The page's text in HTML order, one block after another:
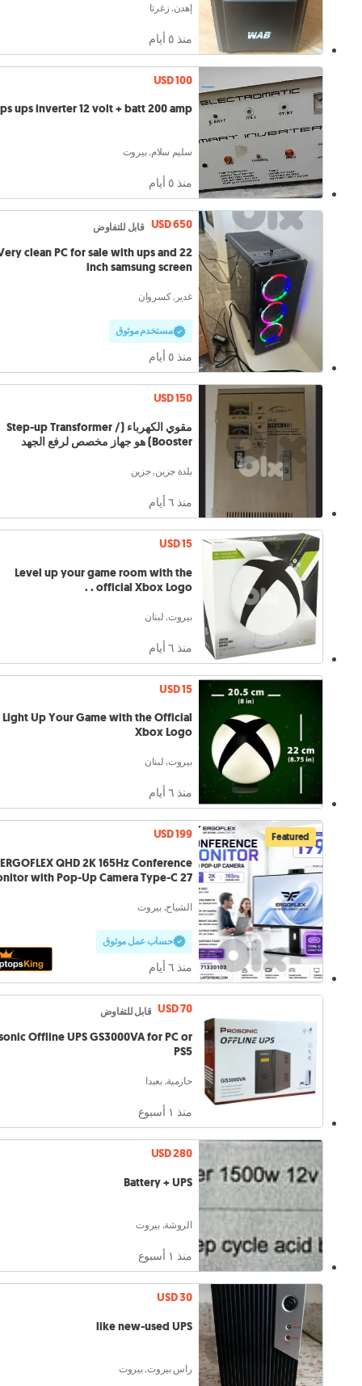
إهدن, زغرتا
منذ ٥ أيام
USD 100
ups inverter 12 volt + batt 200 amp
سليم سلام, بيروت
منذ ٥ أيام
USD 650 قابل للتفاوض
clean PC for sale with ups and 22
inch samsung screen
غدير, كسروان
مستخدم موثوق
منذ ٥ أيام
USD 150
مقوي الكهرباء (Step-up Transformer /
Booster) هو جهاز مخصص لرفع الجهد
بلدة جزين, جزين
منذ ٦ أيام
USD 15
Level up your game room with the
official Xbox Logo . .
بيروت, لبنان
منذ ٦ أيام
USD 15
Light Up Your Game with the Official
Xbox Logo
بيروت, لبنان
منذ ٦ أيام
Featured
USD 199
ERGOFLEX QHD 2K 165Hz Conference
with Pop-Up Camera Type-C 27"
الشياح, بيروت
حساب عمل موثوق
منذ ٦ أيام
USD 70 قابل للتفاوض
Offline UPS GS3000VA for PC or
PS5
حازمية, بعبدا
منذ ١ أسبوع
USD 280
Battery + UPS
الروشة, بيروت
منذ ١ أسبوع
USD 30
like new-used UPS
راس بيروت, بيروت